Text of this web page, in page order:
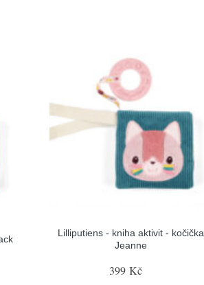
Lilliputiens - kniha aktivit - kočička
Jeanne
399 Kč